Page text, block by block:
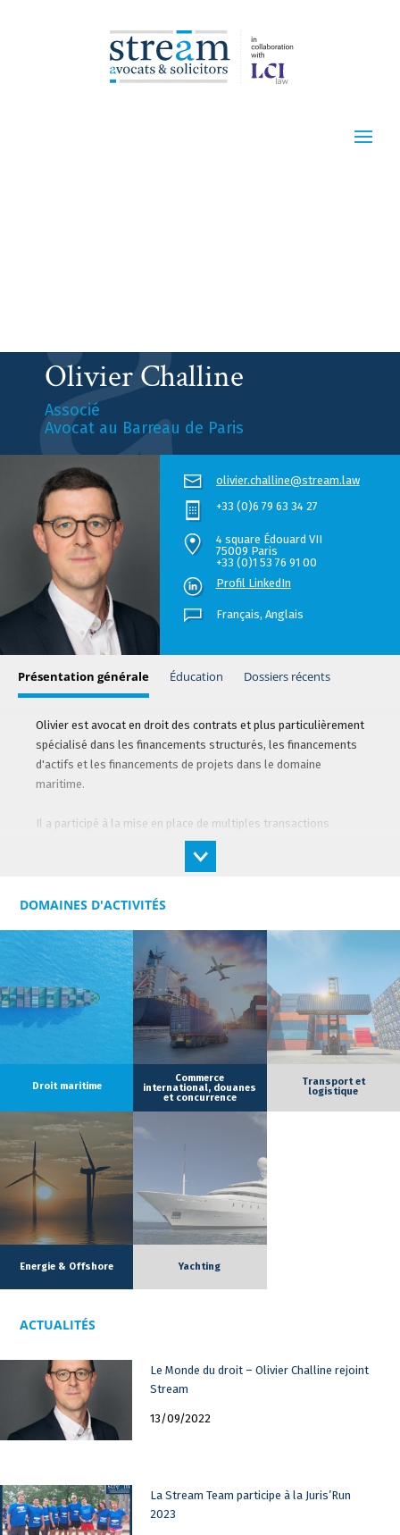
Olivier Challine
Associé
Avocat au Barreau de Paris
Présentation générale Éducation Dossiers récents
Olivier est avocat en droit des contrats et plus particulièrement
spécialisé dans les financements structurés, les financements
d'actifs et les financements de projets dans le domaine
maritime.
Il a participé à la mise en place de multiples transactions
domestiques et internationales de financements de navires
(crédits hypothécaires, crédits-bails fiscaux) ainsi que dans le
projets dans le secteur de l’énergie et en financements
d’acquisition.
La clientèle qu'il accompagne est principalement composée
d’établissements de crédits, d’institutions financières et de
sociétés intervenant dans le secteur maritime, logistique et de
olivier.challine@stream.law
+33 (0)6 79 63 34 27
4 square Édouard VII
75009 Paris
+33 (0)1 53 76 91 00
Profil LinkedIn
Français, Anglais
DOMAINES D'ACTIVITÉS
Droit maritime
Commerce
international, douanes
et concurrence
Transport et
logistique
Energie & Offshore Yachting
ACTUALITÉS
Le Monde du droit – Olivier Challine rejoint
Stream
13/09/2022
La Stream Team participe à la Juris’Run
2023